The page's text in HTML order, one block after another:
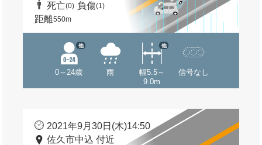
死亡(0) 負傷(1)
距離550m
0～24歳
他
雨
幅5.5～
9.0m
他
信号なし
2021年9月30日(木)14:50
佐久市中込 付近